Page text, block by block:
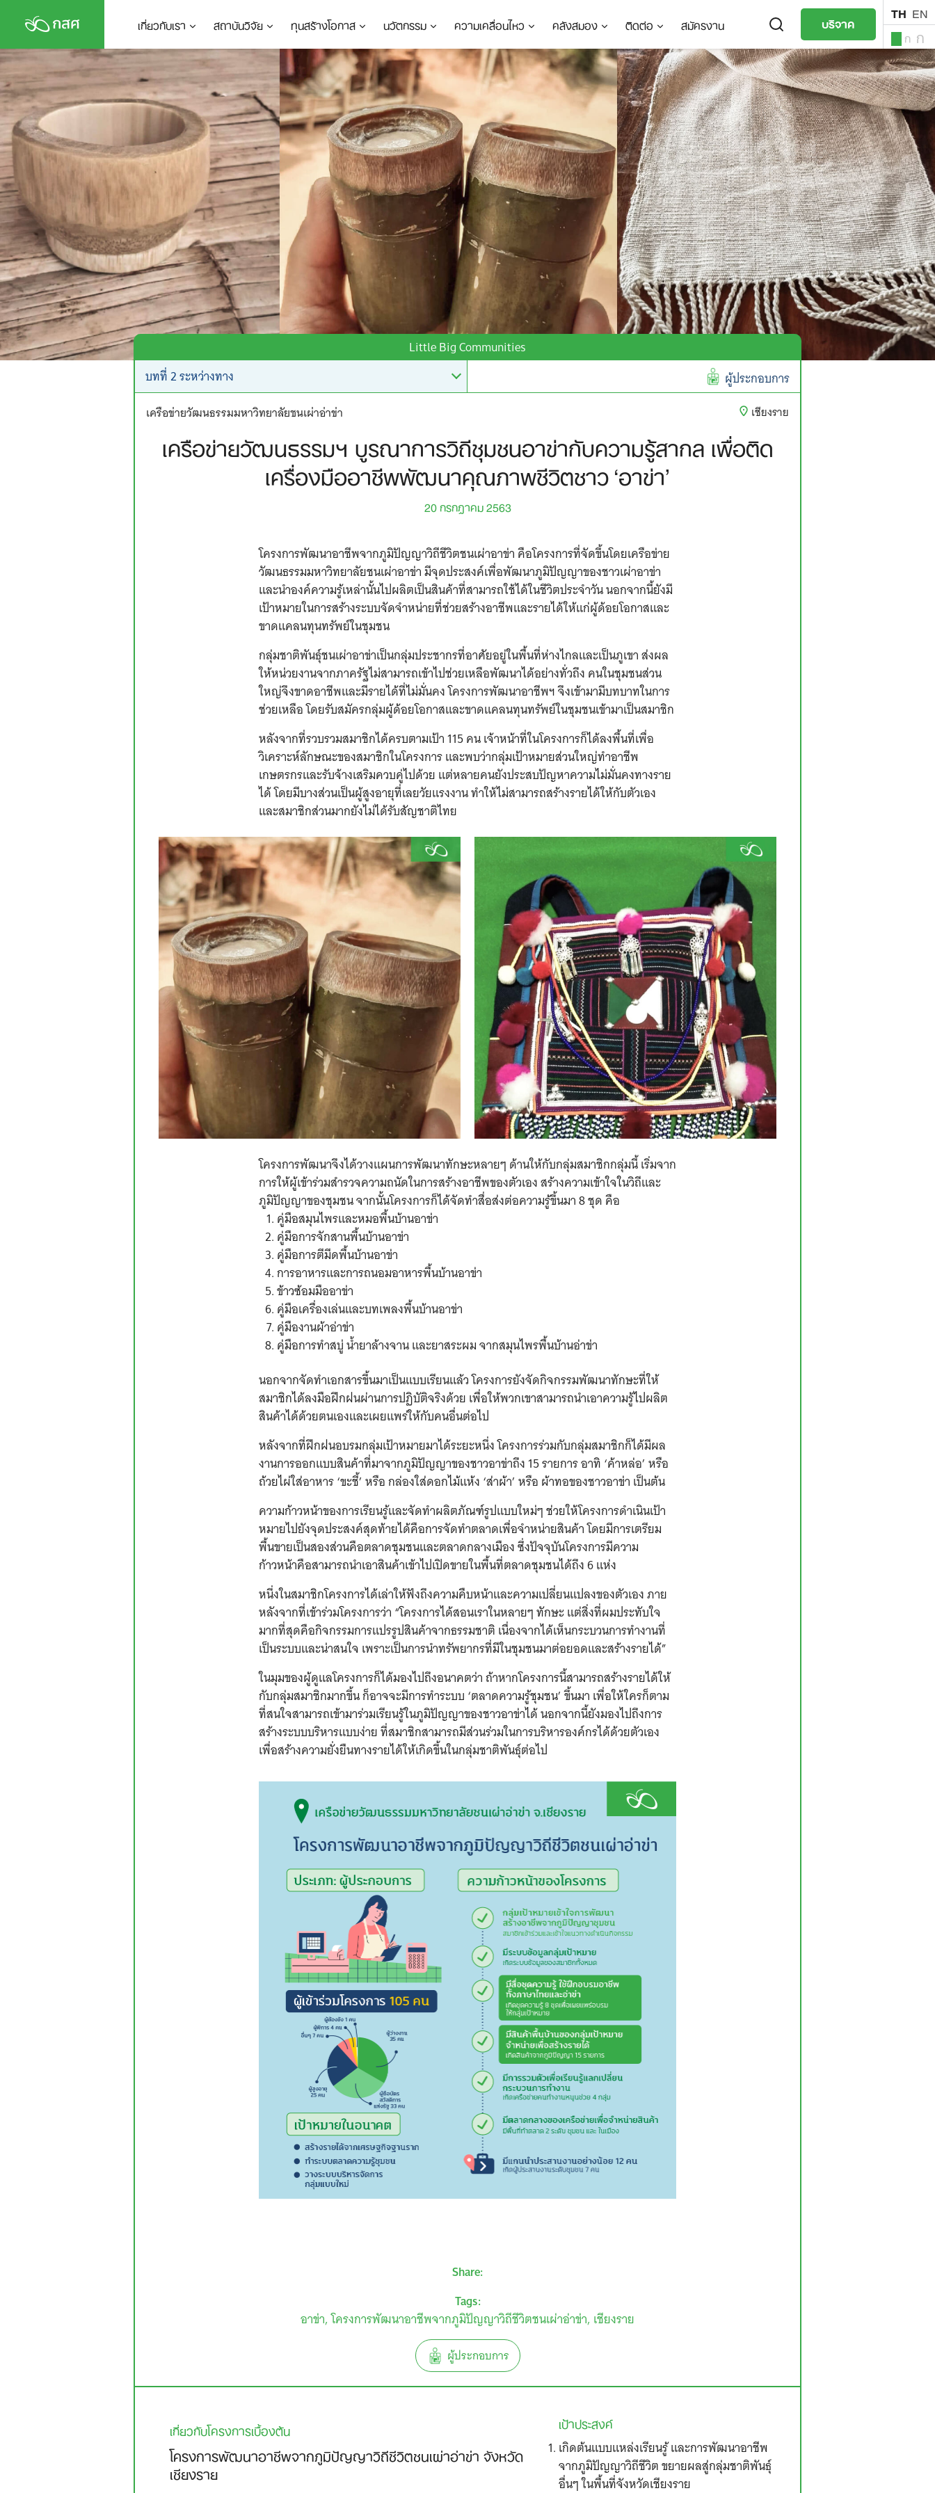
content
เกี่ยวกับเรา สถาบันวิจัย ทุนสร้างโอกาส นวัตกรรม ความเคลื่อนไหว คลังสมอง ติดต่อ สมัครงาน บริจาค TH EN
ก ก
TH EN
Search
for:
Little Big Communities
ผู้ประกอบการ
เครือข่ายวัฒนธรรมมหาวิทยาลัยชนเผ่าอ่าข่า เชียงราย
เครือข่ายวัฒนธรรมฯ บูรณาการวิถีชุมชนอาข่ากับความรู้สากล เพื่อติด
เครื่องมืออาชีพพัฒนาคุณภาพชีวิตชาว ‘อาข่า’
20 กรกฎาคม 2563
โครงการพัฒนาอาชีพจากภูมิปัญญาวิถีชีวิตชนเผ่าอาข่า คือโครงการที่จัดขึ้นโดยเครือข่าย
วัฒนธรรมมหาวิทยาลัยชนเผ่าอาข่า มีจุดประสงค์เพื่อพัฒนาภูมิปัญญาของชาวเผ่าอาข่า
และนำองค์ความรู้เหล่านั้นไปผลิตเป็นสินค้าที่สามารถใช้ได้ในชีวิตประจำวัน นอกจากนี้ยังมี
เป้าหมายในการสร้างระบบจัดจำหน่ายที่ช่วยสร้างอาชีพและรายได้ให้แก่ผู้ด้อยโอกาสและ
ขาดแคลนทุนทรัพย์ในชุมชน
กลุ่มชาติพันธุ์ชนเผ่าอาข่าเป็นกลุ่มประชากรที่อาศัยอยู่ในพื้นที่ห่างไกลและเป็นภูเขา ส่งผล
ให้หน่วยงานจากภาครัฐไม่สามารถเข้าไปช่วยเหลือพัฒนาได้อย่างทั่วถึง คนในชุมชนส่วน
ใหญ่จึงขาดอาชีพและมีรายได้ที่ไม่มั่นคง โครงการพัฒนาอาชีพฯ จึงเข้ามามีบทบาทในการ
ช่วยเหลือ โดยรับสมัครกลุ่มผู้ด้อยโอกาสและขาดแคลนทุนทรัพย์ในชุมชนเข้ามาเป็นสมาชิก
หลังจากที่รวบรวมสมาชิกได้ครบตามเป้า 115 คน เจ้าหน้าที่ในโครงการก็ได้ลงพื้นที่เพื่อ
วิเคราะห์ลักษณะของสมาชิกในโครงการ และพบว่ากลุ่มเป้าหมายส่วนใหญ่ทำอาชีพ
เกษตรกรและรับจ้างเสริมควบคู่ไปด้วย แต่หลายคนยังประสบปัญหาความไม่มั่นคงทางราย
ได้ โดยมีบางส่วนเป็นผู้สูงอายุที่เลยวัยแรงงาน ทำให้ไม่สามารถสร้างรายได้ให้กับตัวเอง
และสมาชิกส่วนมากยังไม่ได้รับสัญชาติไทย
โครงการพัฒนาจึงได้วางแผนการพัฒนาทักษะหลายๆ ด้านให้กับกลุ่มสมาชิกกลุ่มนี้ เริ่มจาก
การให้ผู้เข้าร่วมสำรวจความถนัดในการสร้างอาชีพของตัวเอง สร้างความเข้าใจในวิถีและ
ภูมิปัญญาของชุมชน จากนั้นโครงการก็ได้จัดทำสื่อส่งต่อความรู้ขึ้นมา 8 ชุด คือ
คู่มือสมุนไพรและหมอพื้นบ้านอาข่า
คู่มือการจักสานพื้นบ้านอาข่า
คู่มือการตีมีดพื้นบ้านอาข่า
การอาหารและการถนอมอาหารพื้นบ้านอาข่า
ข้าวซ้อมมืออาข่า
คู่มือเครื่องเล่นและบทเพลงพื้นบ้านอาข่า
คู่มืองานผ้าอ่าข่า
คู่มือการทำสบู่ น้ำยาล้างจาน และยาสระผม จากสมุนไพรพื้นบ้านอ่าข่า
นอกจากจัดทำเอกสารขึ้นมาเป็นแบบเรียนแล้ว โครงการยังจัดกิจกรรมพัฒนาทักษะที่ให้
สมาชิกได้ลงมือฝึกฝนผ่านการปฏิบัติจริงด้วย เพื่อให้พวกเขาสามารถนำเอาความรู้ไปผลิต
สินค้าได้ด้วยตนเองและเผยแพร่ให้กับคนอื่นต่อไป
หลังจากที่ฝึกฝนอบรมกลุ่มเป้าหมายมาได้ระยะหนึ่ง โครงการร่วมกับกลุ่มสมาชิกก็ได้มีผล
งานการออกแบบสินค้าที่มาจากภูมิปัญญาของชาวอาข่าถึง 15 รายการ อาทิ ‘ค้าหล่อ’ หรือ
ถ้วยไผ่ใส่อาหาร ‘ขะชี้’ หรือ กล่องใส่ดอกไม้แห้ง ‘ส่าผ้า’ หรือ ผ้าทอของชาวอาข่า เป็นต้น
ความก้าวหน้าของการเรียนรู้และจัดทำผลิตภัณฑ์รูปแบบใหม่ๆ ช่วยให้โครงการดำเนินเป้า
หมายไปยังจุดประสงค์สุดท้ายได้คือการจัดทำตลาดเพื่อจำหน่ายสินค้า โดยมีการเตรียม
พื้นขายเป็นสองส่วนคือตลาดชุมชนและตลาดกลางเมือง ซึ่งปัจจุบันโครงการมีความ
ก้าวหน้าคือสามารถนำเอาสินค้าเข้าไปเปิดขายในพื้นที่ตลาดชุมชนได้ถึง 6 แห่ง
หนึ่งในสมาชิกโครงการได้เล่าให้ฟังถึงความคืบหน้าและความเปลี่ยนแปลงของตัวเอง ภาย
หลังจากที่เข้าร่วมโครงการว่า “โครงการได้สอนเราในหลายๆ ทักษะ แต่สิ่งที่ผมประทับใจ
มากที่สุดคือกิจกรรมการแปรรูปสินค้าจากธรรมชาติ เนื่องจากได้เห็นกระบวนการทำงานที่
เป็นระบบและน่าสนใจ เพราะเป็นการนำทรัพยากรที่มีในชุมชนมาต่อยอดและสร้างรายได้”
ในมุมของผู้ดูแลโครงการก็ได้มองไปถึงอนาคตว่า ถ้าหากโครงการนี้สามารถสร้างรายได้ให้
กับกลุ่มสมาชิกมากขึ้น ก็อาจจะมีการทำระบบ ‘ตลาดความรู้ชุมชน’ ขึ้นมา เพื่อให้ใครก็ตาม
ที่สนใจสามารถเข้ามาร่วมเรียนรู้ในภูมิปัญญาของชาวอาข่าได้ นอกจากนี้ยังมองไปถึงการ
สร้างระบบบริหารแบบง่าย ที่สมาชิกสามารถมีส่วนร่วมในการบริหารองค์กรได้ด้วยตัวเอง
เพื่อสร้างความยั่งยืนทางรายได้ให้เกิดขึ้นในกลุ่มชาติพันธุ์ต่อไป
Share:
Tags:
อาข่า โครงการพัฒนาอาชีพจากภูมิปัญญาวิถีชีวิตชนเผ่าอ่าข่า เชียงราย
ผู้ประกอบการ
เกี่ยวกับโครงการเบื้องต้น
โครงการพัฒนาอาชีพจากภูมิปัญญาวิถีชีวิตชนเผ่าอ่าข่า จังหวัด
เชียงราย
เป้าประสงค์
เกิดต้นแบบแหล่งเรียนรู้ และการพัฒนาอาชีพ
จากภูมิปัญญาวิถีชีวิต ขยายผลสู่กลุ่มชาติพันธุ์
อื่นๆ ในพื้นที่จังหวัดเชียงราย